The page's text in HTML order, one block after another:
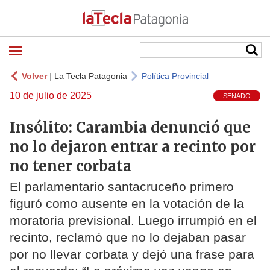
Volver| La Tecla Patagonia Política Provincial
10 de julio de 2025 SENADO
Insólito: Carambia denunció que
no lo dejaron entrar a recinto por
no tener corbata
El parlamentario santacruceño primero
figuró como ausente en la votación de la
moratoria previsional. Luego irrumpió en el
recinto, reclamó que no lo dejaban pasar
por no llevar corbata y dejó una frase para